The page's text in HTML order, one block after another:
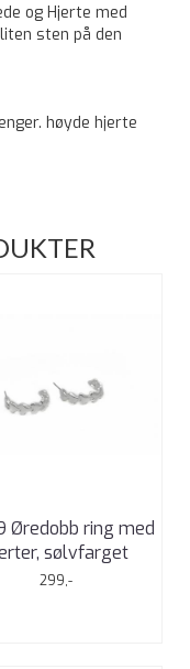
og Hjerte med
sten på den
høyde hjerte
Øredobb ring med
sølvfarget
299,-